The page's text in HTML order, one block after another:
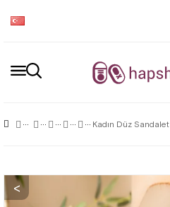
Kadın Düz Sandalet